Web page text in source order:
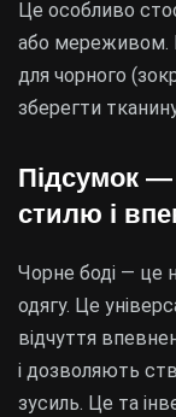
Це особливо
або мереживом.
для чорного
зберегти
Підсумок —
стилю і
Чорне боді — це
одягу. Це
відчуття
і дозволяють
зусиль. Це та